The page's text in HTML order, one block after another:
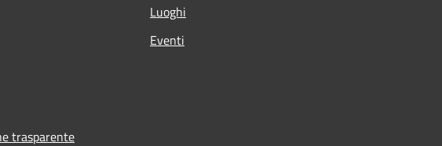
Luoghi
Eventi
trasparente